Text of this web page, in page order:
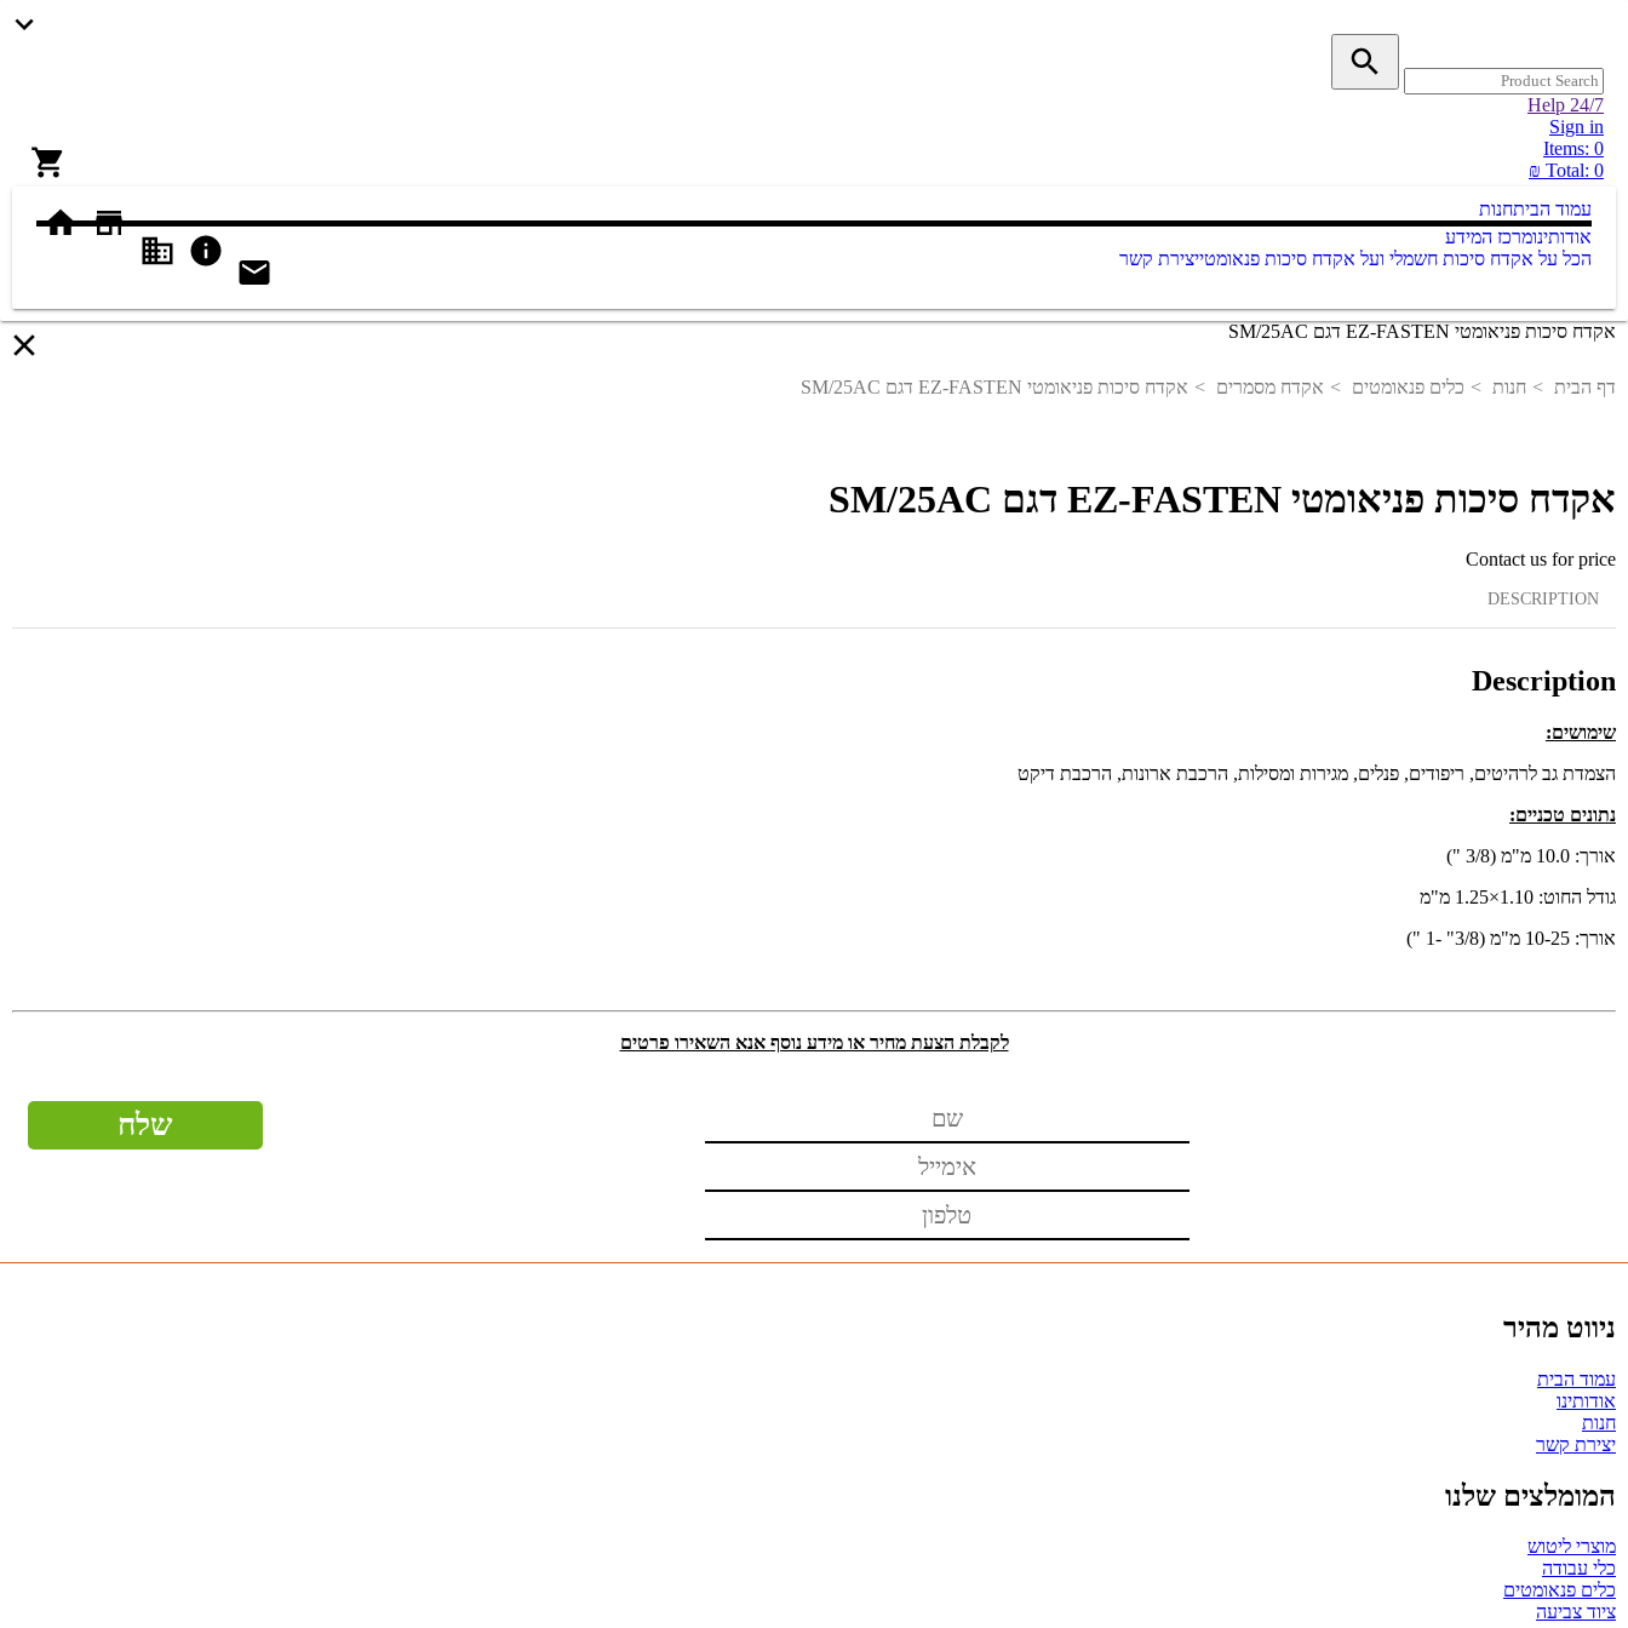
Help 24/7
Sign in
Items: 0
Total: 0 ₪
עמוד הביתחנות
אודותינומרכז המידע
הכל על אקדח סיכות חשמלי ועל אקדח סיכות פנאומטייצירת קשר
דף הבית חנות כלים פנאומטים אקדח מסמרים אקדח סיכות פניאומטי EZ-FASTEN דגם SM/25AC
אקדח סיכות פניאומטי EZ-FASTEN דגם SM/25AC
אקדח סיכות פניאומטי EZ-FASTEN דגם SM/25AC
Contact us for price
DESCRIPTION
Description
שימושים:
הצמדת גב לרהיטים, ריפודים, פנלים, מגירות ומסילות, הרכבת ארונות, הרכבת דיקט
נתונים טכניים:
אורך: 10.0 מ"מ (3/8 ")
גודל החוט: 1.10×1.25 מ"מ
אורך: 10-25 מ"מ (3/8" -1 ")
לקבלת הצעת מחיר או מידע נוסף אנא השאירו פרטים
ניווט מהיר
עמוד הבית
אודותינו
חנות
יצירת קשר
המומלצים שלנו
מוצרי ליטוש
כלי עבודה
כלים פנאומטים
ציוד צביעה